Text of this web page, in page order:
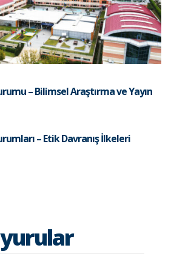
– Bilimsel Araştırma ve Yayın
– Etik Davranış İlkeleri